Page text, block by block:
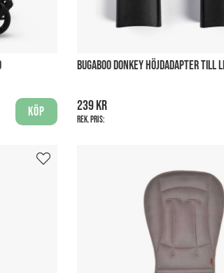
Köp
BUGABOO DONKEY HÖJDADAPTER TILL
239 kr
Rek. pris: